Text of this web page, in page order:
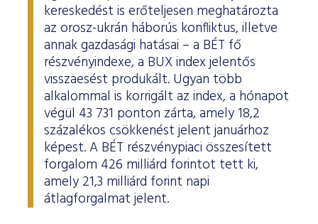
ESG Útmutató
kereskedést is erőteljesen meghatározta
az orosz-ukrán háborús konfliktus, illetve
annak gazdasági hatásai – a BÉT fő
részvényindexe, a BUX index jelentős
visszaesést produkált. Ugyan több
alkalommal is korrigált az index, a hónapot
végül 43 731 ponton zárta, amely 18,2
százalékos csökkenést jelent januárhoz
képest. A BÉT részvénypiaci összesített
forgalom 426 milliárd forintot tett ki,
amely 21,3 milliárd forint napi
átlagforgalmat jelent.